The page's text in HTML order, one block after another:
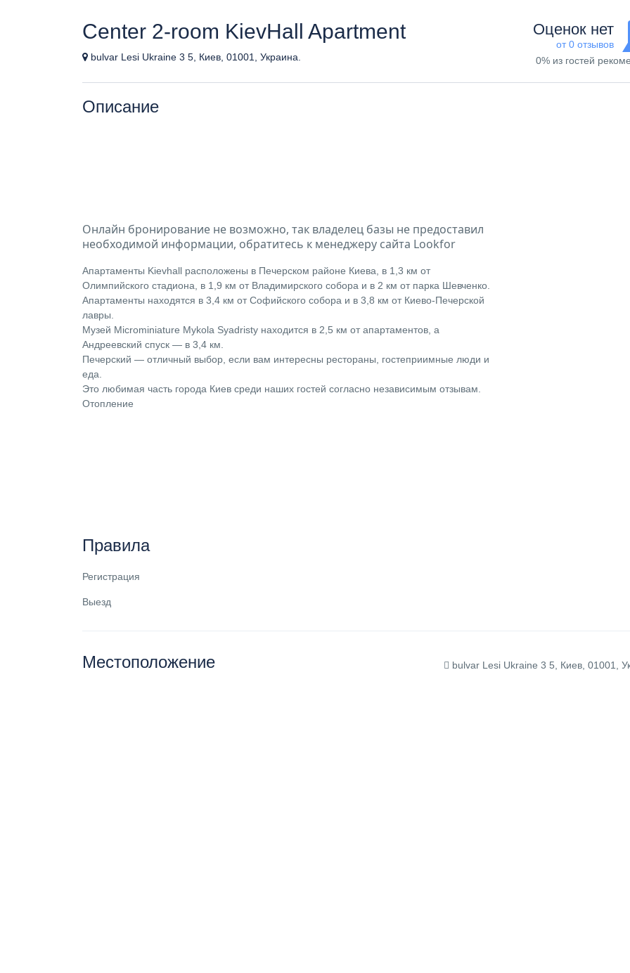
Center 2-room KievHall Apartment
bulvar Lesi Ukraine 3 5, Киев, 01001, Украина.
Оценок нет
от 0 отзывов
0% из гостей
Описание
Онлайн бронирование не возможно, так владелец базы не предоставил
необходимой информации, обратитесь к менеджеру сайта Lookfor
Апартаменты Kievhall расположены в Печерском районе Киева, в 1,3 км от
Олимпийского стадиона, в 1,9 км от Владимирского собора и в 2 км от парка Шевченко.
Апартаменты находятся в 3,4 км от Софийского собора и в 3,8 км от Киево-Печерской
лавры.
Музей Microminiature Mykola Syadristy находится в 2,5 км от апартаментов, а
Андреевский спуск — в 3,4 км.
Печерский — отличный выбор, если вам интересны рестораны, гостеприимные люди и
еда.
Это любимая часть города Киев среди наших гостей согласно независимым отзывам.
Отопление
Правила
Регистрация
Выезд
Местоположение bulvar Lesi Ukraine 3 5, Киев, 01001,